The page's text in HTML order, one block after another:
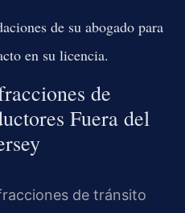
de su abogado para
en su licencia.
de
Fuera del
de tránsito